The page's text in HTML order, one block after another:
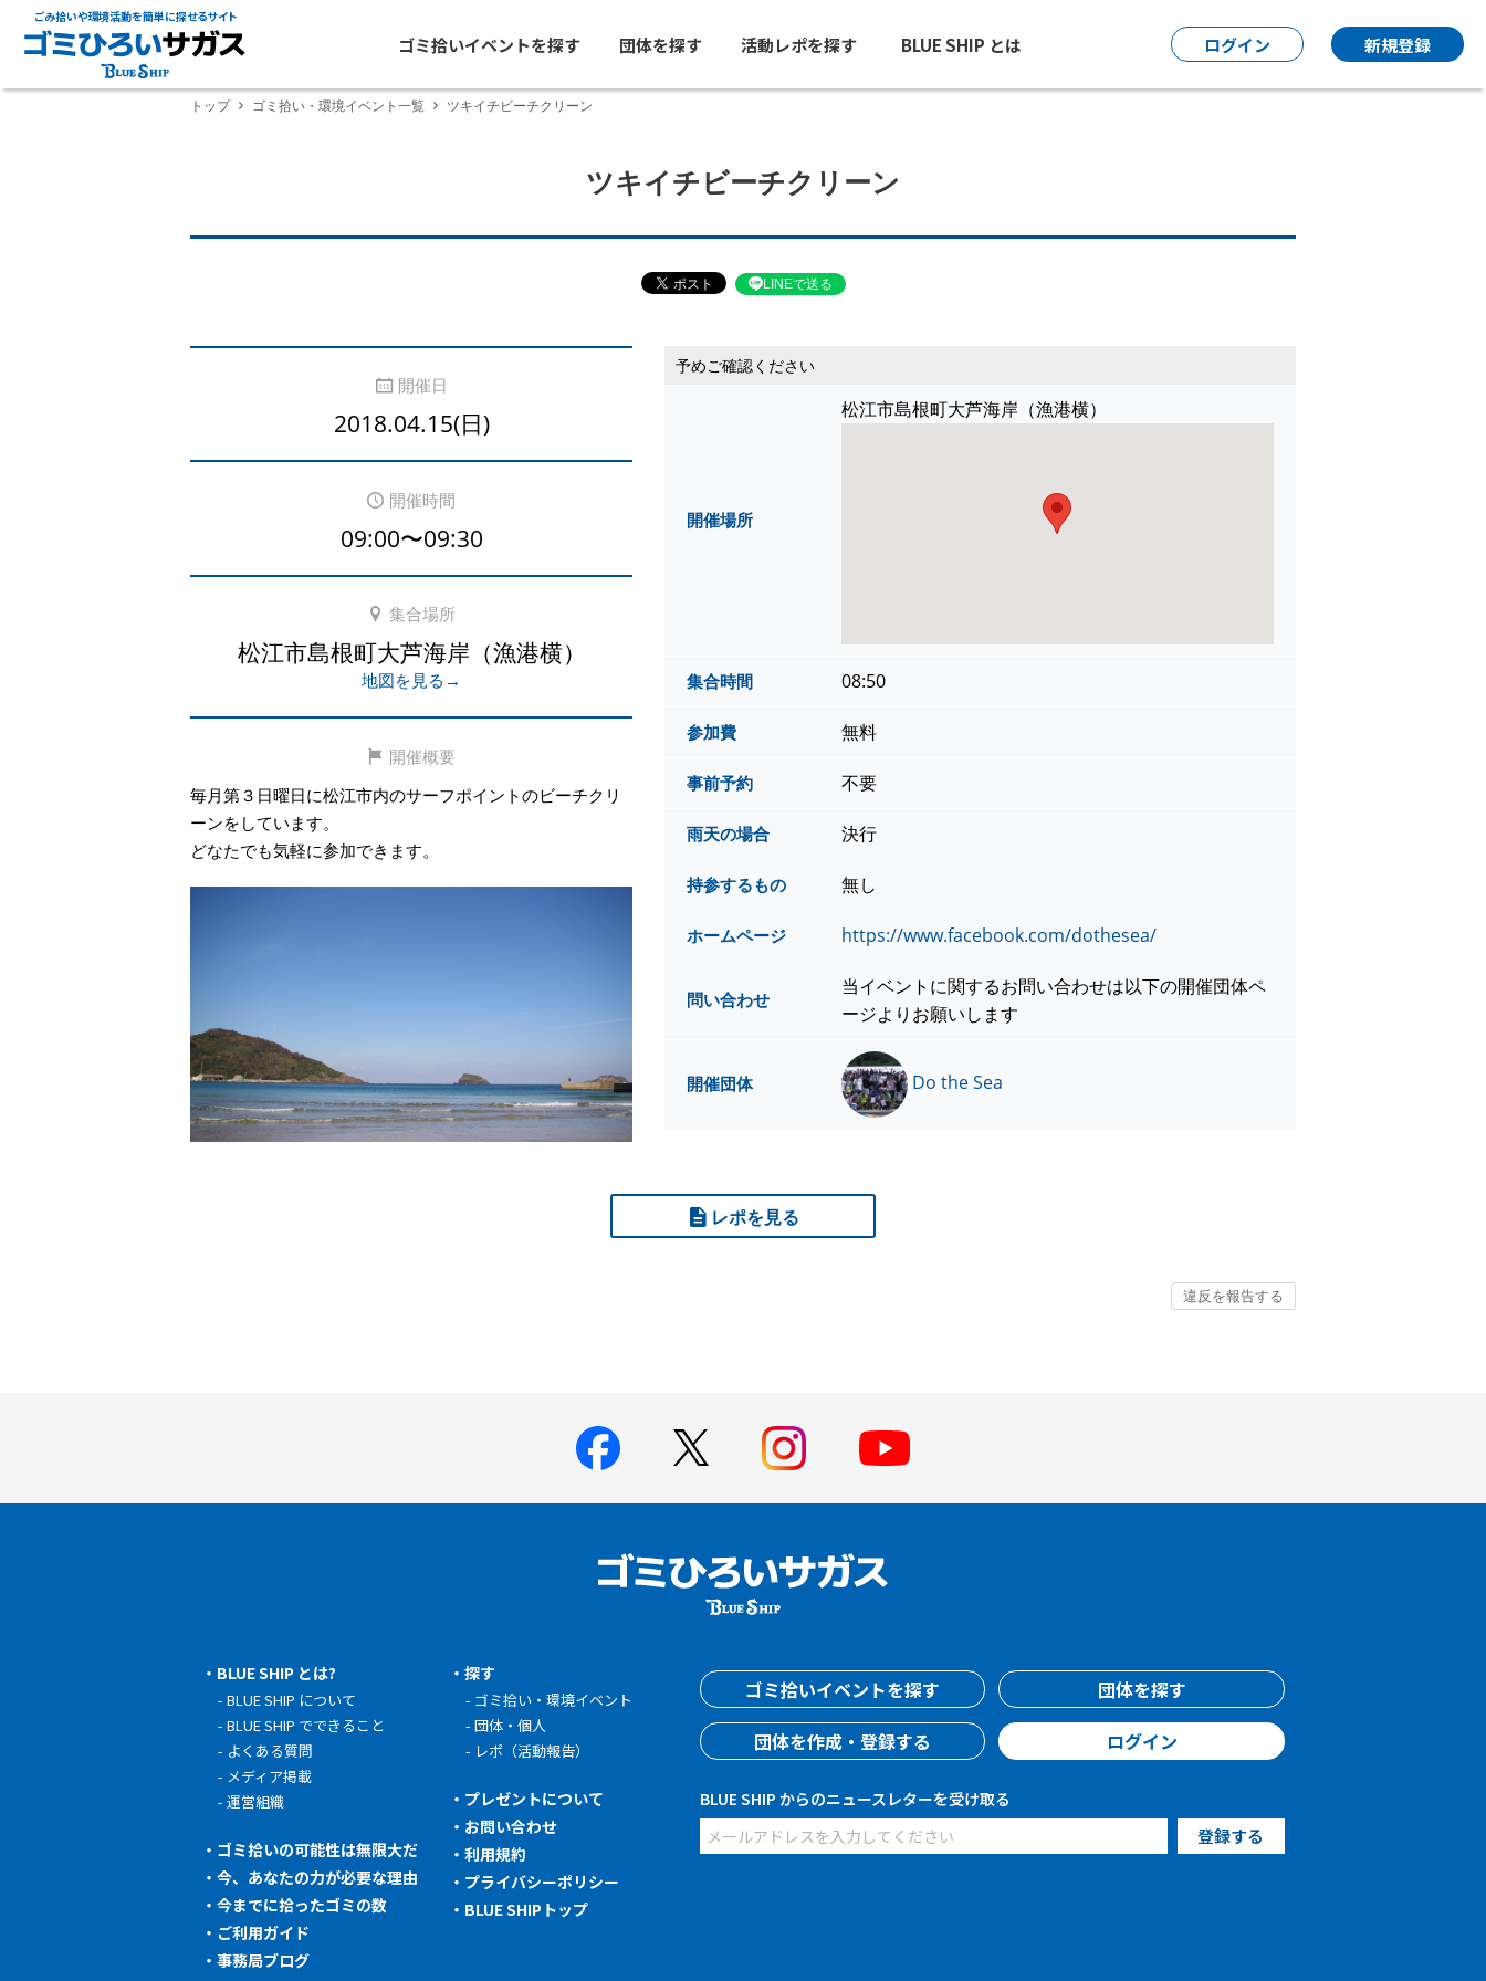
ごみ拾いや環境活動を簡単に探せるサイト
ゴミ拾いイベントを探す 団体を探す 活動レポを探す BLUE SHIP とは ログイン 新規登録
トップ ゴミ拾い・環境イベント一覧 ツキイチビーチクリーン
ツキイチビーチクリーン
LINEで送る
開催日
2018.04.15(日)
開催時間
09:00〜09:30
集合場所
松江市島根町大芦海岸（漁港横）
地図を見る→
開催概要
毎月第３日曜日に松江市内のサーフポイントのビーチクリ
ーンをしています。
どなたでも気軽に参加できます。
予めご確認ください
開催場所
松江市島根町大芦海岸（漁港横）
集合時間 08:50
参加費 無料
事前予約 不要
雨天の場合 決行
持参するもの 無し
ホームページ https://www.facebook.com/dothesea/
問い合わせ
当イベントに関するお問い合わせは以下の開催団体ペ
ージよりお願いします
開催団体 Do the Sea
レポを見る
BLUE SHIP とは?
BLUE SHIP について
BLUE SHIP でできること
よくある質問
メディア掲載
運営組織
ゴミ拾いの可能性は無限大だ
今、あなたの力が必要な理由
今までに拾ったゴミの数
ご利用ガイド
事務局ブログ
探す
ゴミ拾い・環境イベント
団体・個人
レポ（活動報告）
プレゼントについて
お問い合わせ
利用規約
プライバシーポリシー
BLUE SHIPトップ
ゴミ拾いイベントを探す
団体を探す
団体を作成・登録する
ログイン
BLUE SHIP からのニュースレターを受け取る